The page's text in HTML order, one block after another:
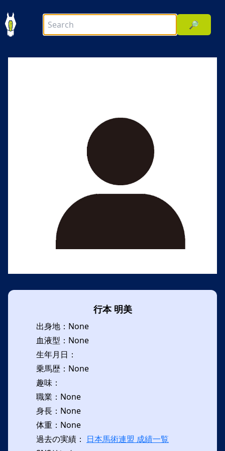
🔎
行本 明美
出身地：None
血液型：None
生年月日：
乗馬歴：None
趣味：
職業：None
身長：None
体重：None
過去の実績： 日本馬術連盟 成績一覧